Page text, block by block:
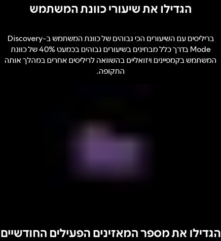
הגדילו את שיעורי כוונת המשתמש
בריליסים עם השיעורים הכי גבוהים של כוונת המשתמש ב-Discovery
Mode בדרך כלל מבחינים בשיעורים גבוהים בכמעט 40% של כוונת
המשתמש בקמפיינים ויזואליים בהשוואה לריליסים אחרים במהלך אותה
התקופה.
הגדילו את מספר המאזינים הפעילים החודשיים